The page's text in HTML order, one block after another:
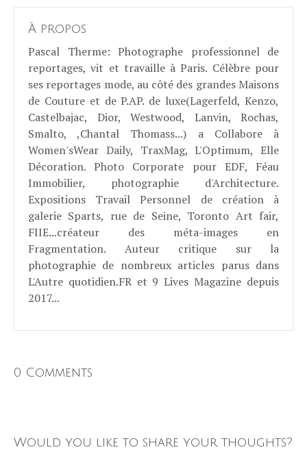
À propos
Pascal Therme: Photographe professionnel de
reportages, vit et travaille à Paris. Célèbre pour
ses reportages mode, au côté des grandes Maisons
de Couture et de P.AP. de luxe(Lagerfeld, Kenzo,
Castelbajac, Dior, Westwood, Lanvin, Rochas,
Smalto, ,Chantal Thomass...) a Collabore à
Women'sWear Daily, TraxMag, L'Optimum, Elle
Décoration. Photo Corporate pour EDF, Féau
Immobilier, photographie d'Architecture.
Expositions Travail Personnel de création à
galerie Sparts, rue de Seine, Toronto Art fair,
FIIE...créateur des méta-images en
Fragmentation. Auteur critique sur la
photographie de nombreux articles parus dans
L'Autre quotidien.FR et 9 Lives Magazine depuis
2017...
0 Comments
Would you like to share your thoughts?